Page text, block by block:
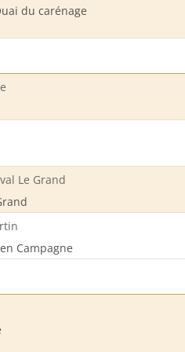
du carénage
Le Grand
Campagne